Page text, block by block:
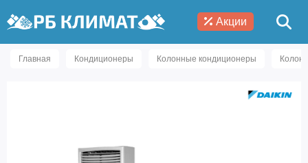
Акции
Главная Кондиционеры Колонные кондиционеры